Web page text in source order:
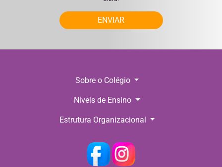
ENVIAR
Sobre o Colégio
Níveis de Ensino
Estrutura Organizacional